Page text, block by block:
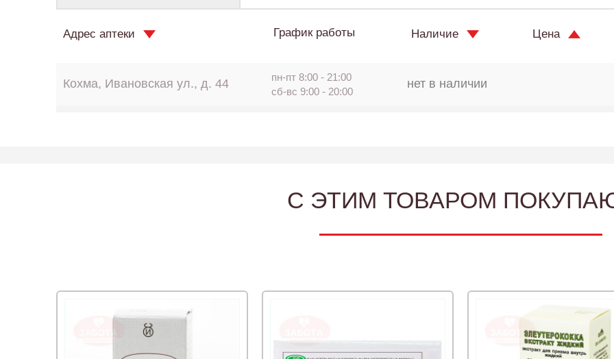
Адрес аптеки График работы Наличие Цена
Кохма, Ивановская ул., д. 44
пн-пт 8:00 - 21:00
сб-вс 9:00 - 20:00
нет в наличии
C ЭТИМ ТОВАРОМ